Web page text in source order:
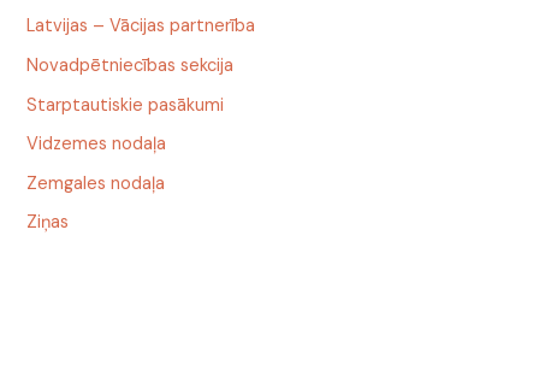
Latvijas – Vācijas partnerība
Novadpētniecības sekcija
Starptautiskie pasākumi
Vidzemes nodaļa
Zemgales nodaļa
Ziņas